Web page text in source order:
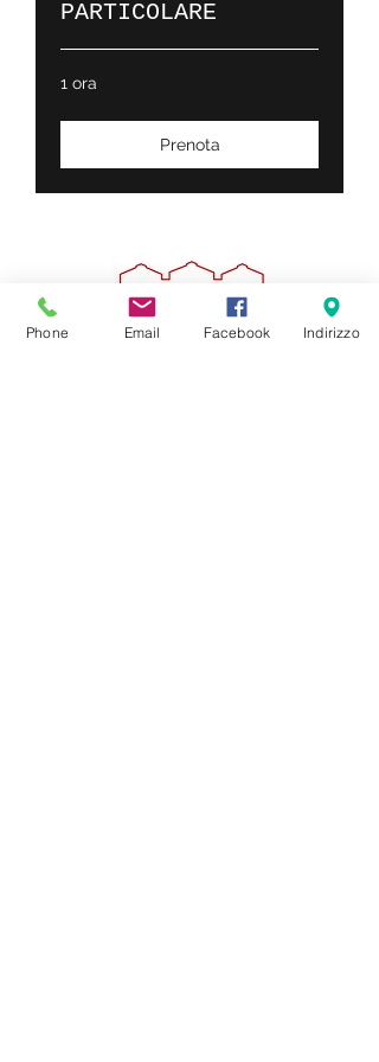
PARTICOLARE
1 ora
Prenota
Phone Email Facebook Indirizzo